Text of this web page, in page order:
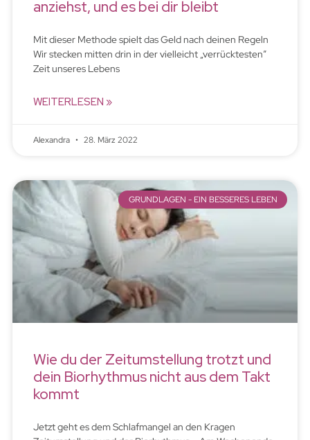
anziehst, und es bei dir bleibt
Mit dieser Methode spielt das Geld nach deinen Regeln
Wir stecken mitten drin in der vielleicht „verrücktesten”
Zeit unseres Lebens
WEITERLESEN »
Alexandra 28. März 2022
GRUNDLAGEN - EIN BESSERES LEBEN
Wie du der Zeitumstellung trotzt und
dein Biorhythmus nicht aus dem Takt
kommt
Jetzt geht es dem Schlafmangel an den Kragen